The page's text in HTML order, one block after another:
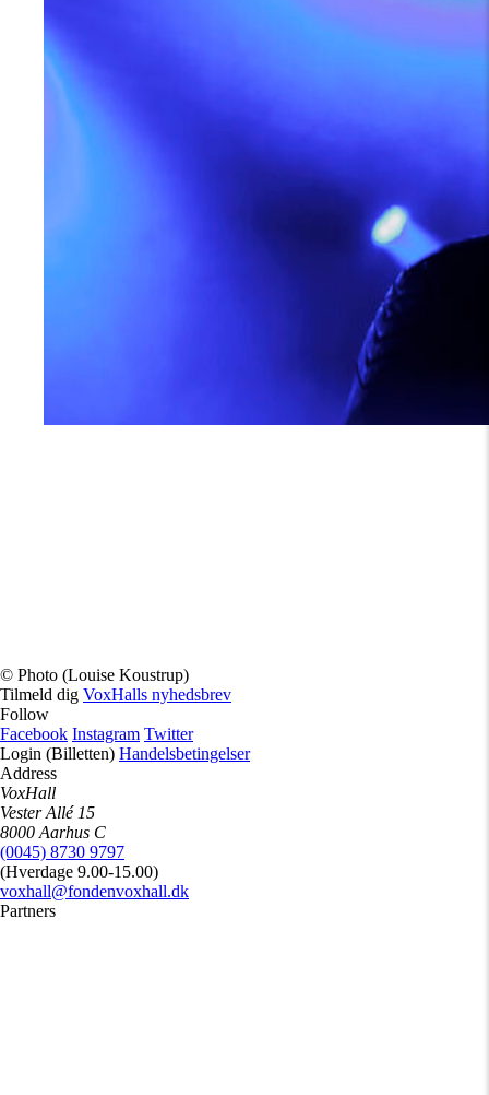
© Photo (Louise Koustrup)
Tilmeld dig VoxHalls nyhedsbrev
Follow
Facebook Instagram Twitter
Login (Billetten) Handelsbetingelser
Address
VoxHall
Vester Allé 15
8000 Aarhus C
(0045) 8730 9797
(Hverdage 9.00-15.00)
voxhall@fondenvoxhall.dk
Partners